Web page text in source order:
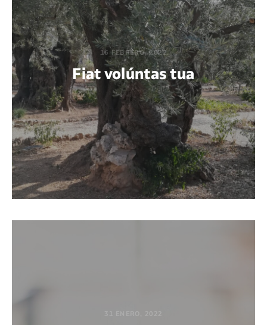
16 FEBRERO, 2022
Fiat volúntas tua
POR JOHN SERGIO REYES LEÓN